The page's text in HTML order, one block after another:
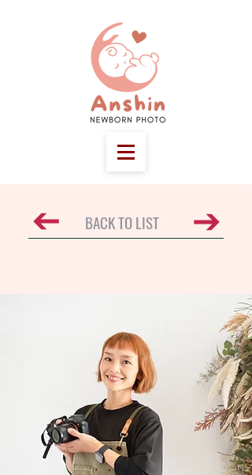
BACK TO LIST